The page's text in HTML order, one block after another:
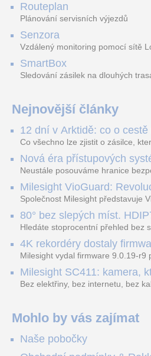
Routeplan
Plánování servisních výjezdů
Senzora
Vzdálený monitoring pomocí sítě
SmartBox
Sledování zásilek na dlouhých
Nejnovější články
12 dní v Arktidě: co o
data ze SMARTBOX 2
Co všechno lze zjistit o zásilce,
projede Arktidou? SMARTBOX 2
Tromsø přes Lofoty, Kirunu a
Nordkapp. Bez jediného dobití, v
otřesy i náklon. Výsledkem není
podrobný datový příběh celé cesty.
Nová éra přístupových
Signo
Neustále posouváme hranice
v oblasti kontroly přístupu –
čtečky HID Signo.
Milesight VioGuard:
detekci dopravních
Společnost Milesight představuje
dopravních přestupků. Tento
sofistikovanými algoritmy umělé
tak, aby poskytoval komplexní
dopravních předpisů, zvyšoval
optimalizoval plynulost dopravy v
80° bez slepých míst.
streamuje na YouTube –
Hledáte stoprocentní přehled bez
panoramatická kamera
4MP senzorů SONY do jednoho
zkreslení. K tomu přidává AI
YouTube – bez běžícího počítače.
4K rekordéry dostaly
které musíte vědět.
Milesight vydal firmware 9.0.19-r9
které vám zjednoduší práci – a
spoustu zbytečných výjezdů k
Milesight SC411: kamera,
kabel nedosáhne
Bez elektřiny, bez internetu, bez
váš telefon. Podívejte se na video.
Mohlo by vás zajímat
Naše pobočky